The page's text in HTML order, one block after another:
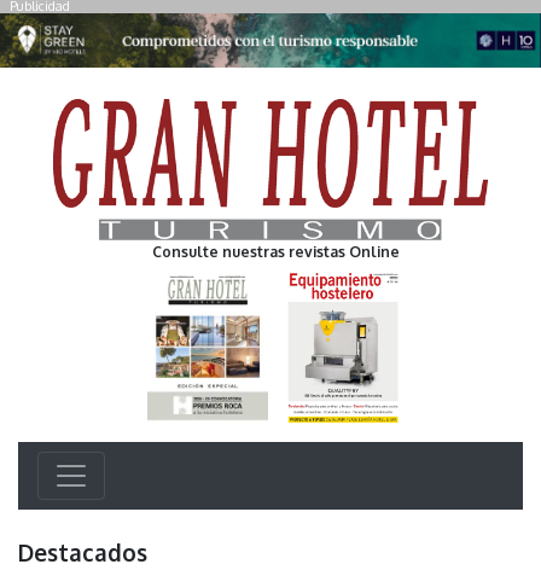
Publicidad
Consulte nuestras revistas Online
Destacados